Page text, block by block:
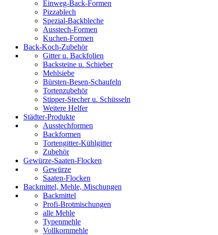
Einweg-Back-Formen
Pizzablech
Spezial-Backbleche
Ausstech-Formen
Kuchen-Formen
Back-Koch-Zubehör
Gitter u. Backfolien
Backsteine u. Schieber
Mehlsiebe
Bürsten-Besen-Schaufeln
Tortenzubehör
Stipper-Stecher u. Schüsseln
Weitere Helfer
Städter-Produkte
Ausstechformen
Backformen
Tortengitter-Kühlgitter
Zubehör
Gewürze-Saaten-Flocken
Gewürze
Saaten-Flocken
Backmittel, Mehle, Mischungen
Backmittel
Profi-Brotmischungen
alle Mehle
Typenmehle
Vollkornmehle